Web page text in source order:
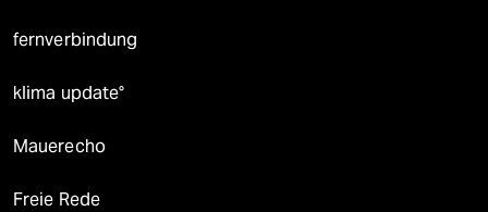
fernverbindung
klima update°
Mauerecho
Freie Rede